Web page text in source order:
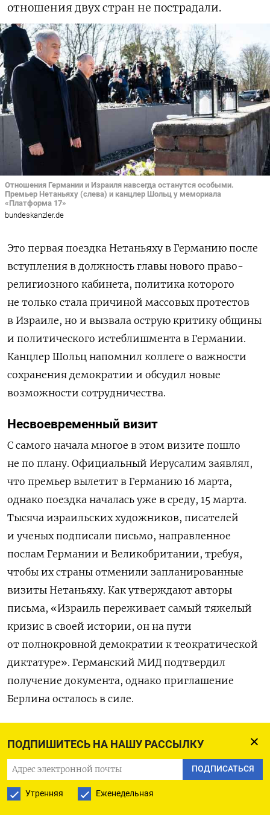
ПОДПИШИТЕСЬ НА НАШУ РАССЫЛКУ
ПОДПИСАТЬСЯ
Утренняя Еженедельная
отношения двух стран не пострадали.
Отношения Германии и Израиля навсегда останутся особыми.
Премьер Нетаньяху (слева) и канцлер Шольц у мемориала
«Платформа 17»
bundeskanzler.de
Это первая поездка Нетаньяху в Германию после
вступления в должность главы нового право-
религиозного кабинета, политика которого
не только стала причиной массовых протестов
в Израиле, но и вызвала острую критику общины
и политического истеблишмента в Германии.
Канцлер Шольц напомнил коллеге о важности
сохранения демократии и обсудил новые
возможности сотрудничества.
Несвоевременный визит
С самого начала многое в этом визите пошло
не по плану. Официальный Иерусалим заявлял,
что премьер вылетит в Германию 16 марта,
однако поездка началась уже в среду, 15 марта.
Тысяча израильских художников, писателей
и ученых подписали письмо, направленное
послам Германии и Великобритании, требуя,
чтобы их страны отменили запланированные
визиты Нетаньяху. Как утверждают авторы
письма, «Израиль переживает самый тяжелый
кризис в своей истории, он на пути
от полнокровной демократии к теократической
диктатуре». Германский МИД подтвердил
получение документа, однако приглашение
Берлина осталось в силе.
правительство, которое партия Нетаньяху
«Ликуд» сформировало с рядом
националистических и ультраортодоксальных
партий после пятых по счету внеочередных